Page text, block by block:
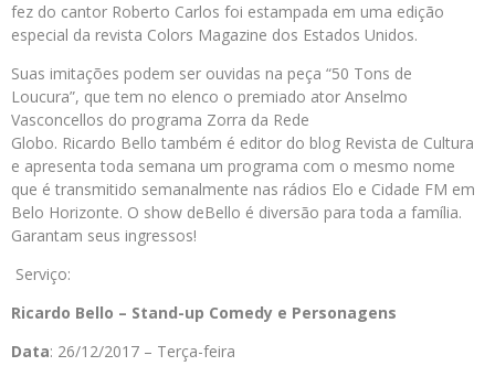
fez do cantor Roberto Carlos foi estampada em uma edição
especial da revista Colors Magazine dos Estados Unidos.
Suas imitações podem ser ouvidas na peça “50 Tons de
Loucura”, que tem no elenco o premiado ator Anselmo
Vasconcellos do programa Zorra da Rede
Globo. Ricardo Bello também é editor do blog Revista de Cultura
e apresenta toda semana um programa com o mesmo nome
que é transmitido semanalmente nas rádios Elo e Cidade FM em
Belo Horizonte. O show deBello é diversão para toda a família.
Garantam seus ingressos!
Serviço:
Ricardo Bello – Stand-up Comedy e Personagens
Data: 26/12/2017 – Terça-feira